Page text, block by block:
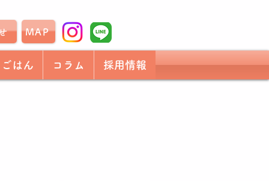
MAP
はん コラム 採用情報